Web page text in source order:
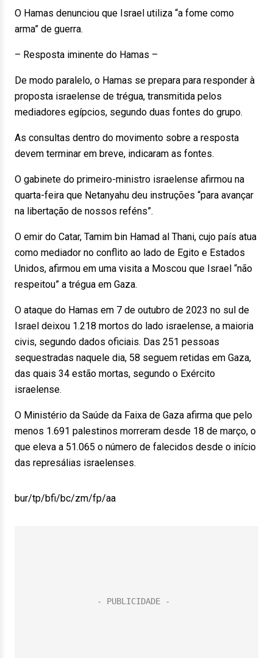
O Hamas denunciou que Israel utiliza “a fome como
arma” de guerra.
– Resposta iminente do Hamas –
De modo paralelo, o Hamas se prepara para responder à
proposta israelense de trégua, transmitida pelos
mediadores egípcios, segundo duas fontes do grupo.
As consultas dentro do movimento sobre a resposta
devem terminar em breve, indicaram as fontes.
O gabinete do primeiro-ministro israelense afirmou na
quarta-feira que Netanyahu deu instruções “para avançar
na libertação de nossos reféns”.
O emir do Catar, Tamim bin Hamad al Thani, cujo país atua
como mediador no conflito ao lado de Egito e Estados
Unidos, afirmou em uma visita a Moscou que Israel “não
respeitou” a trégua em Gaza.
O ataque do Hamas em 7 de outubro de 2023 no sul de
Israel deixou 1.218 mortos do lado israelense, a maioria
civis, segundo dados oficiais. Das 251 pessoas
sequestradas naquele dia, 58 seguem retidas em Gaza,
das quais 34 estão mortas, segundo o Exército
israelense.
O Ministério da Saúde da Faixa de Gaza afirma que pelo
menos 1.691 palestinos morreram desde 18 de março, o
que eleva a 51.065 o número de falecidos desde o início
das represálias israelenses.
bur/tp/bfi/bc/zm/fp/aa